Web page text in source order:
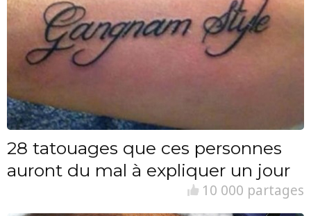
28 tatouages que ces personnes
auront du mal à expliquer un jour
10 000 partages